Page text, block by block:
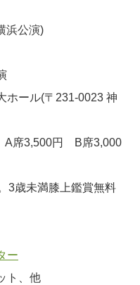
浜公演)
ール(〒231-0023 神
席3,500円 B席3,000
3歳未満膝上鑑賞無料
ー
ト、他